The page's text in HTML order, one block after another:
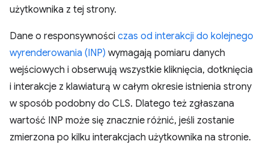
użytkownika z tej strony.
Dane o responsywności czas od interakcji do kolejnego
wyrenderowania (INP) wymagają pomiaru danych
wejściowych i obserwują wszystkie kliknięcia, dotknięcia
i interakcje z klawiaturą w całym okresie istnienia strony
w sposób podobny do CLS. Dlatego też zgłaszana
wartość INP może się znacznie różnić, jeśli zostanie
zmierzona po kilku interakcjach użytkownika na stronie.